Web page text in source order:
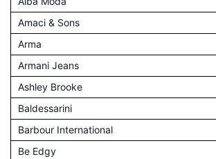
Amaci & Sons
Arma
Armani Jeans
Ashley Brooke
Baldessarini
Barbour International
Be Edgy